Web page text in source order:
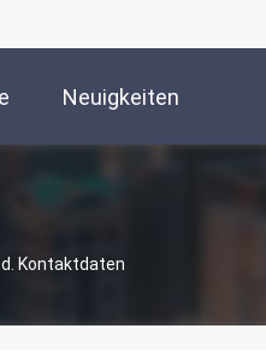
Neuigkeiten
Kontaktdaten